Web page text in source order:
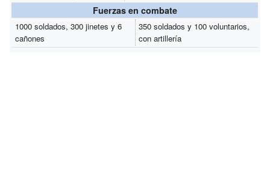
Fuerzas en combate
1000 soldados, 300 jinetes y 6
cañones
350 soldados y 100 voluntarios,
con artillería